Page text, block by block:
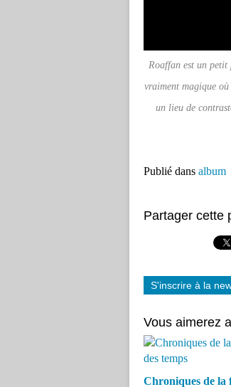
Roaffan est un petit
vraiment magique où
un lieu de
Publié dans album
Partager cette
S'inscrire à la
Vous aimerez
Chroniques de la